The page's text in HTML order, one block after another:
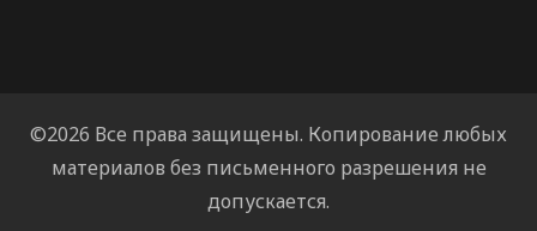
©2026 Все права защищены. Копирование любых
материалов без письменного разрешения не
допускается.